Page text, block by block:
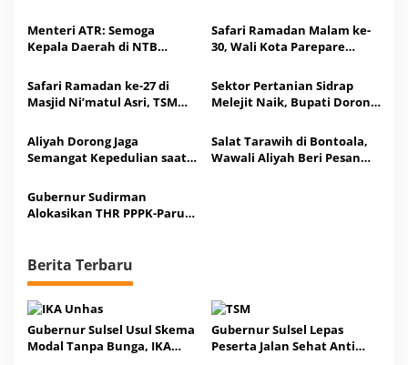
Menteri ATR: Semoga
Kepala Daerah di NTB
untuk Warga Miskin
Ekstrem
Safari Ramadan Malam ke-
30, Wali Kota Parepare
Bareng Warga Lemoe
Safari Ramadan ke-27 di
Masjid Ni’matul Asri, TSM
Sektor Pertanian Sidrap
Melejit Naik, Bupati Dorong
Aliyah Dorong Jaga
Semangat Kepedulian saat
Firdaus
Salat Tarawih di Bontoala,
Wawali Aliyah Beri Pesan
Gubernur Sudirman
Alokasikan THR PPPK-Paruh
Berita Terbaru
Gubernur Sulsel Usul Skema
Modal Tanpa Bunga, IKA
Gubernur Sulsel Lepas
Peserta Jalan Sehat Anti